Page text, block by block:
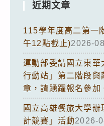
近期文章
115學年度高二第一
午12點截止)2026-
運動部委請國立東華
行動站」第二階段與
章，請踴躍報名參加
國立高雄餐旅大學
計競賽」活動2026-